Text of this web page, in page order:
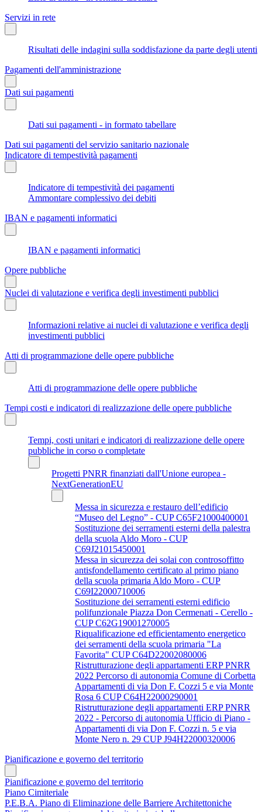
Servizi in rete
Risultati delle indagini sulla soddisfazione da parte degli utenti
Pagamenti dell'amministrazione
Dati sui pagamenti
Dati sui pagamenti - in formato tabellare
Dati sui pagamenti del servizio sanitario nazionale
Indicatore di tempestività pagamenti
Indicatore di tempestività dei pagamenti
Ammontare complessivo dei debiti
IBAN e pagamenti informatici
IBAN e pagamenti informatici
Opere pubbliche
Nuclei di valutazione e verifica degli investimenti pubblici
Informazioni relative ai nuclei di valutazione e verifica degli
investimenti pubblici
Atti di programmazione delle opere pubbliche
Atti di programmazione delle opere pubbliche
Tempi costi e indicatori di realizzazione delle opere pubbliche
Tempi, costi unitari e indicatori di realizzazione delle opere
pubbliche in corso o completate
Progetti PNRR finanziati dall'Unione europea -
NextGenerationEU
Messa in sicurezza e restauro dell’edificio
“Museo del Legno” - CUP C65F21000400001
Sostituzione dei serramenti esterni della palestra
della scuola Aldo Moro - CUP
C69J21015450001
Messa in sicurezza dei solai con controsoffitto
antisfondellamento certificato al primo piano
della scuola primaria Aldo Moro - CUP
C69I22000710006
Sostituzione dei serramenti esterni edificio
polifunzionale Piazza Don Cermenati - Cerello -
CUP C62G19001270005
Riqualificazione ed efficientamento energetico
dei serramenti della scuola primaria "La
Favorita" CUP C64D22002080006
Ristrutturazione degli appartamenti ERP PNRR
2022 Percorso di autonomia Comune di Corbetta
Appartamenti di via Don F. Cozzi 5 e via Monte
Rosa 6 CUP C64H22000290001
Ristrutturazione degli appartamenti ERP PNRR
2022 - Percorso di autonomia Ufficio di Piano -
Appartamenti di via Don F. Cozzi n. 5 e via
Monte Nero n. 29 CUP J94H22000320006
Pianificazione e governo del territorio
Pianificazione e governo del territorio
Piano Cimiteriale
P.E.B.A. Piano di Eliminazione delle Barriere Architettoniche